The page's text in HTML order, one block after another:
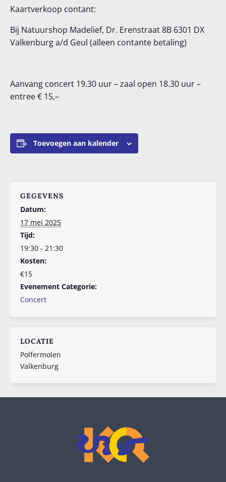
Kaartverkoop contant:
Bij Natuurshop Madelief, Dr. Erenstraat 8B 6301 DX
Valkenburg a/d Geul (alleen contante betaling)
Aanvang concert 19.30 uur – zaal open 18.30 uur –
entree € 15,–
Toevoegen aan kalender
GEGEVENS
Datum:
17 mei 2025
Tijd:
19:30 - 21:30
Kosten:
€15
Evenement Categorie:
Concert
LOCATIE
Polfermolen
Valkenburg